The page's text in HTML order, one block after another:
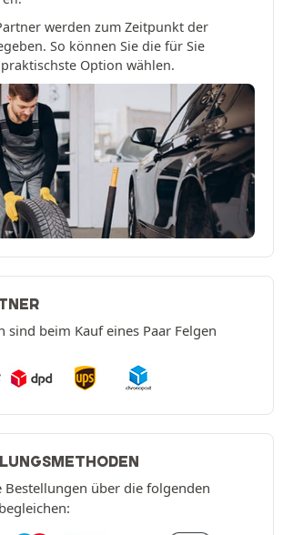
werden zum Zeitpunkt der
So können Sie die für Sie
Option wählen.
sind beim Kauf eines Paar Felgen
Bestellungen über die folgenden